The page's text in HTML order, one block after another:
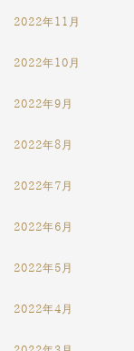
2022年11月
2022年10月
2022年9月
2022年8月
2022年7月
2022年6月
2022年5月
2022年4月